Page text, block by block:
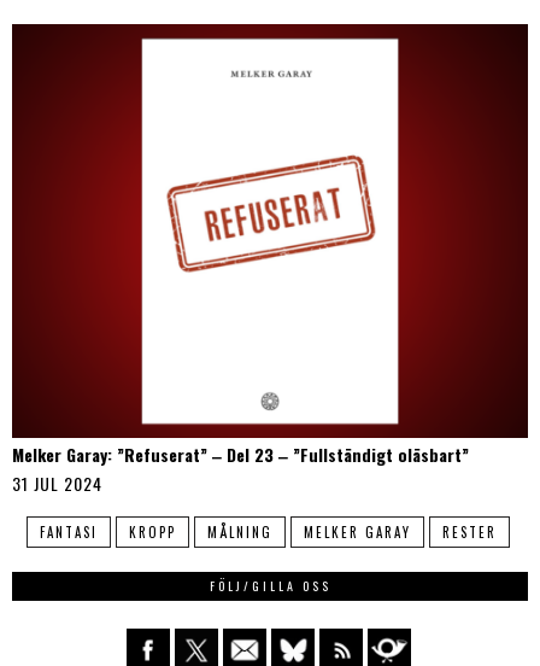
Melker Garay: ”Refuserat” ‒ Del 23 ‒ ”Fullständigt oläsbart”
31 JUL 2024
FANTASI KROPP MÅLNING MELKER GARAY RESTER
FÖLJ/GILLA OSS